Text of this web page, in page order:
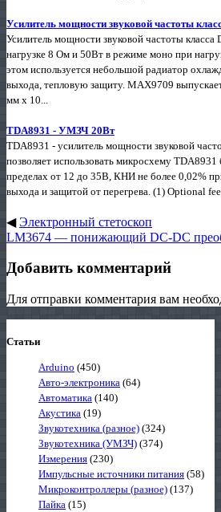
Усилитель мощности звуковой частоты
Усилитель мощности звуковой частоты
нагрузке 8 Ом и 50Вт в режиме моно при
этом используется небольшой радиатор
выхода, тепловую защиту. MAX9709
мм х 10...
TDA8931 - УМЗЧ 20Вт
TDA8931 - усилитель мощности звуковой
позволяет использовать микросхему
пределах от 12 до 35В, КНИ не более 0,02%
выхода и защитой от перегрева. (1) Optional
◀Электронный стетоскоп
LM3674 — понижающий DC-DC
Добавить комментарий
Для отправки комментария вам
Статьи
Arduino (450)
Авто-электроника (64)
Автоматика (140)
Акустика (19)
Звукотехника (разное) (324)
Звукотехника (УМЗЧ) (374)
Измерения (230)
Импульсные источники питания (58)
Микроконтроллеры (разное) (137)
Пайка (15)